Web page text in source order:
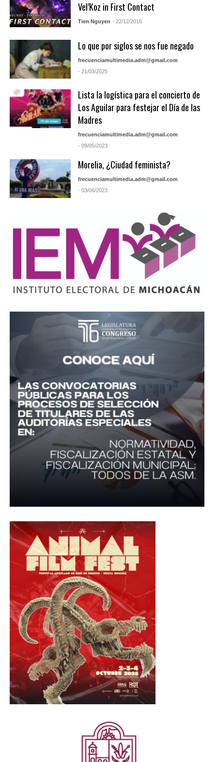
Vel’Koz in First Contact
Tien Nguyen - 22/12/2016
Lo que por siglos se nos fue negado
frecuenciamultimedia.adm@gmail.com
- 21/03/2025
Lista la logística para el concierto de
Los Aguilar para festejar el Día de las
Madres
frecuenciamultimedia.adm@gmail.com
- 09/05/2023
Morelia, ¿Ciudad feminista?
frecuenciamultimedia.adm@gmail.com
- 03/06/2023